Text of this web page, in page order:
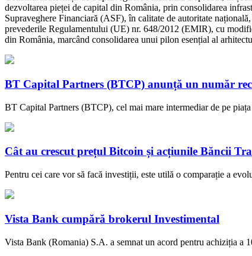
dezvoltarea pieței de capital din România, prin consolidarea
Supraveghere Financiară (ASF), în calitate de autoritate
prevederile Regulamentului (UE) nr. 648/2012 (EMIR), cu
din România, marcând consolidarea unui pilon esențial al
BT Capital Partners (BTCP) anunță un număr
BT Capital Partners (BTCP), cel mai mare intermediar de pe
Cât au crescut prețul Bitcoin și acțiunile Băncii
Pentru cei care vor să facă investiții, este utilă o comparație a
Vista Bank cumpără brokerul Investimental
Vista Bank (Romania) S.A. a semnat un acord pentru achiziția a